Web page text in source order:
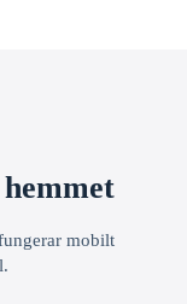
mobilt